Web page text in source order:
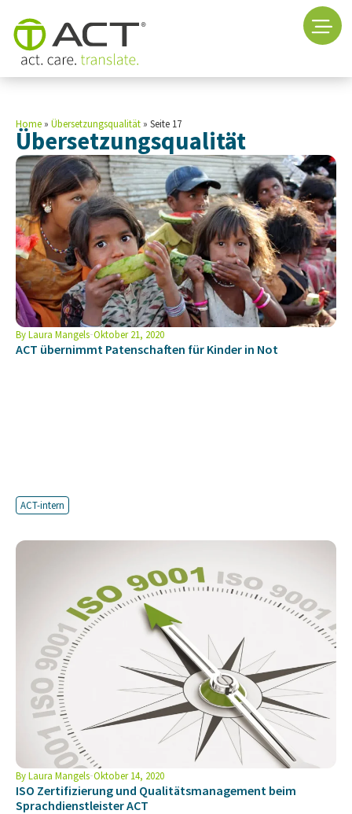
Home » Übersetzungsqualität » Seite 17
Übersetzungsqualität
ByLaura Mangels Oktober 21, 2020
ACT übernimmt Patenschaften für Kinder in Not
ACT-intern
ByLaura Mangels Oktober 14, 2020
ISO Zertifizierung und Qualitätsmanagement beim
Sprachdienstleister ACT